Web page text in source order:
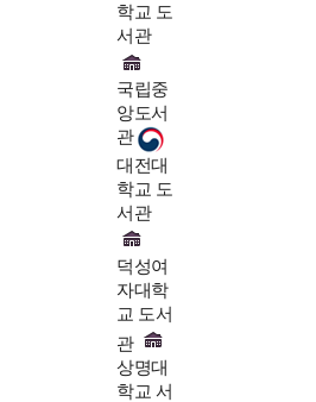
학교 도
서관
국립중
앙도서
관
대전대
학교 도
서관
덕성여
자대학
교 도서
관
상명대
학교 서